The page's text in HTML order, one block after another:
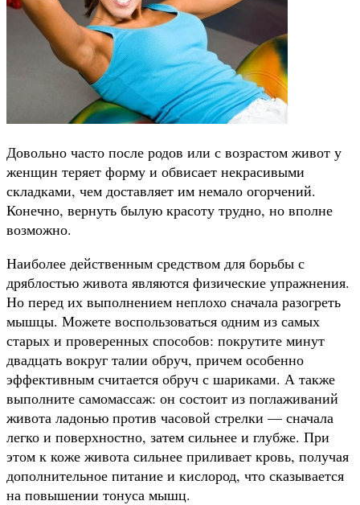
Довольно часто после родов или с возрастом живот у
женщин теряет форму и обвисает некрасивыми
складками, чем доставляет им немало огорчений.
Конечно, вернуть былую красоту трудно, но вполне
возможно.
Наиболее действенным средством для борьбы с
дряблостью живота являются физические упражнения.
Но перед их выполнением неплохо сначала разогреть
мышцы. Можете воспользоваться одним из самых
старых и проверенных способов: покрутите минут
двадцать вокруг талии обруч, причем особенно
эффективным считается обруч с шариками. А также
выполните самомассаж: он состоит из поглаживаний
живота ладонью против часовой стрелки — сначала
легко и поверхностно, затем сильнее и глубже. При
этом к коже живота сильнее приливает кровь, получая
дополнительное питание и кислород, что сказывается
на повышении тонуса мышц.